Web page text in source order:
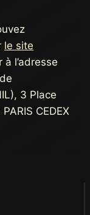
le site
l’adresse
3 Place
CEDEX